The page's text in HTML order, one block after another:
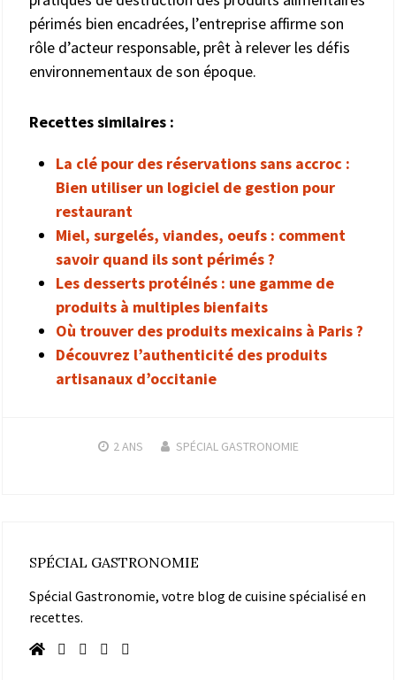
périmés bien encadrées, l’entreprise affirme son
rôle d’acteur responsable, prêt à relever les défis
environnementaux de son époque.
Recettes similaires :
La clé pour des réservations sans accroc :
Bien utiliser un logiciel de gestion pour
restaurant
Miel, surgelés, viandes, oeufs : comment
savoir quand ils sont périmés ?
Les desserts protéinés : une gamme de
produits à multiples bienfaits
Où trouver des produits mexicains à Paris ?
Découvrez l’authenticité des produits
artisanaux d’occitanie
2 ANS SPÉCIAL GASTRONOMIE
SPÉCIAL GASTRONOMIE
Spécial Gastronomie, votre blog de cuisine spécialisé en
recettes.